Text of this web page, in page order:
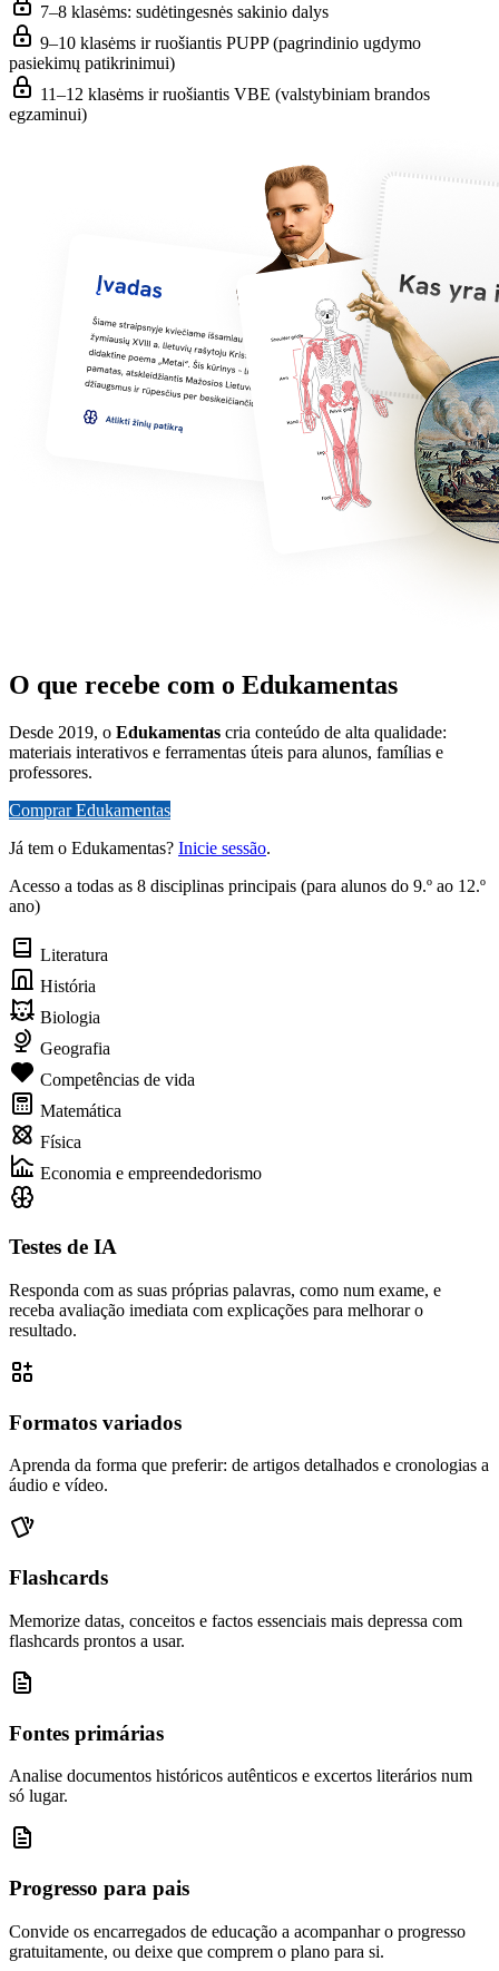
7–8 klasėms: sudėtingesnės sakinio dalys
9–10 klasėms ir ruošiantis PUPP (pagrindinio ugdymo
pasiekimų patikrinimui)
11–12 klasėms ir ruošiantis VBE (valstybiniam brandos
egzaminui)
O que recebe com o Edukamentas
Desde 2019, o Edukamentas cria conteúdo de alta qualidade:
materiais interativos e ferramentas úteis para alunos, famílias e
professores.
Comprar Edukamentas
Já tem o Edukamentas? Inicie sessão.
Acesso a todas as 8 disciplinas principais (para alunos do 9.º ao 12.º
ano)
Literatura
História
Biologia
Geografia
Competências de vida
Matemática
Física
Economia e empreendedorismo
Testes de IA
Responda com as suas próprias palavras, como num exame, e
receba avaliação imediata com explicações para melhorar o
resultado.
Formatos variados
Aprenda da forma que preferir: de artigos detalhados e cronologias a
áudio e vídeo.
Flashcards
Memorize datas, conceitos e factos essenciais mais depressa com
flashcards prontos a usar.
Fontes primárias
Analise documentos históricos autênticos e excertos literários num
só lugar.
Progresso para pais
Convide os encarregados de educação a acompanhar o progresso
gratuitamente, ou deixe que comprem o plano para si.